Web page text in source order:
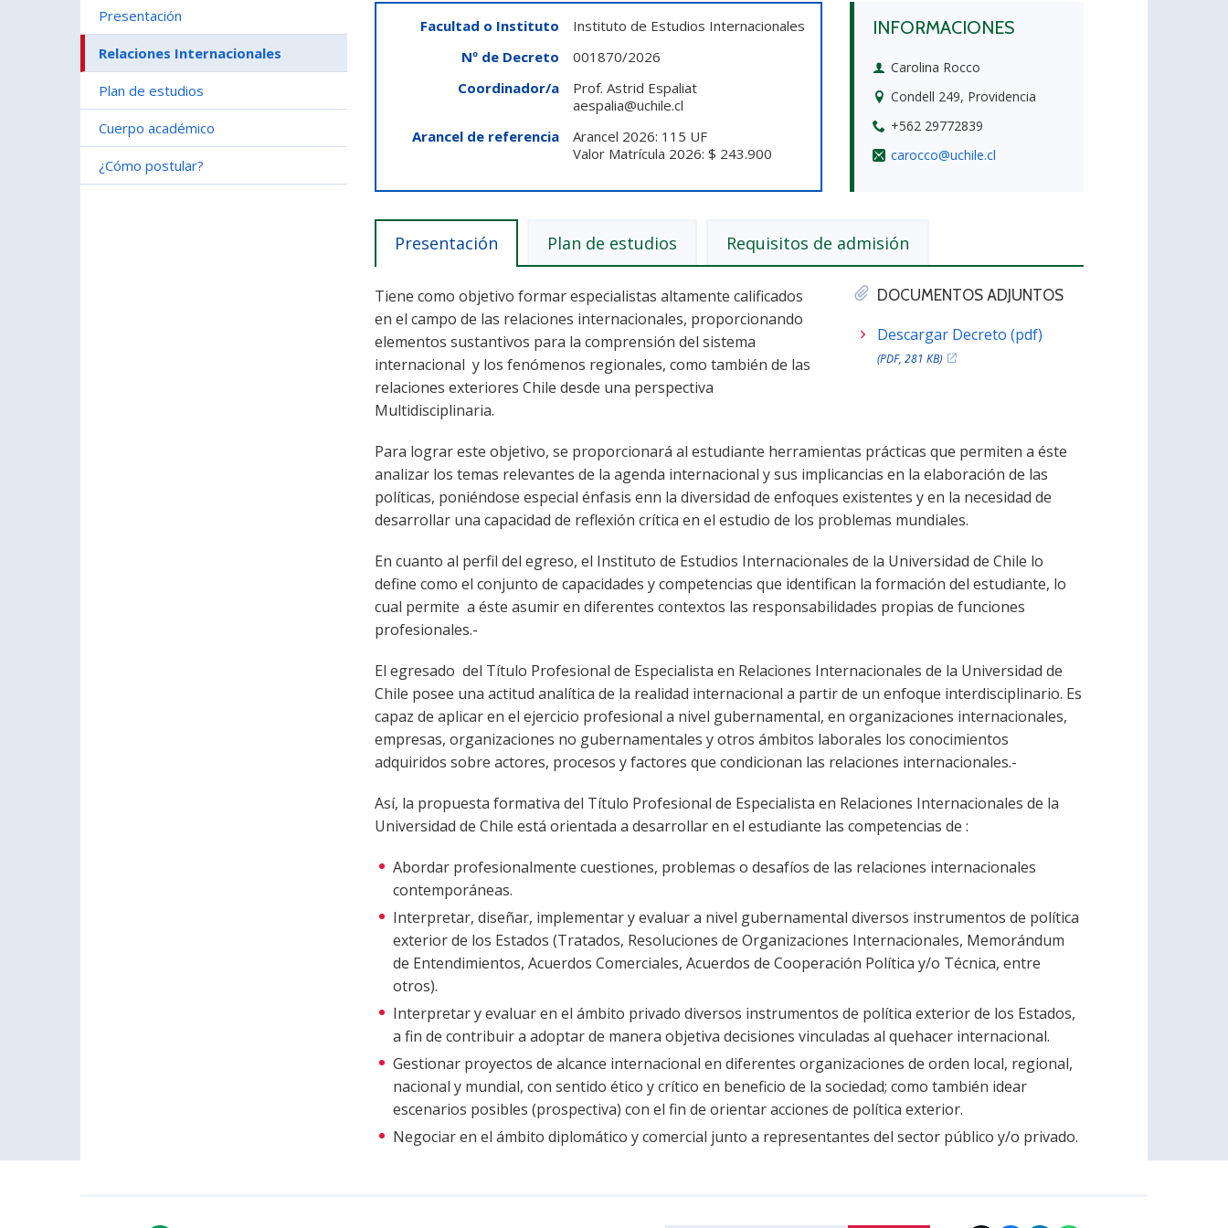
Presentación
Relaciones Internacionales
Plan de estudios
Cuerpo académico
¿Cómo postular?
INFORMACIONES
Carolina Rocco
Condell 249, Providencia
+562 29772839
carocco@uchile.cl
Facultad o Instituto
Instituto de Estudios Internacionales
Nº de Decreto
001870/2026
Coordinador/a
Prof. Astrid Espaliat
aespalia@uchile.cl
Arancel de referencia
Arancel 2026: 115 UF
Valor Matrícula 2026: $ 243.900
Presentación Plan de estudios Requisitos de admisión
DOCUMENTOS ADJUNTOS
Descargar Decreto (pdf)
(PDF, 281 KB)
Tiene como objetivo formar especialistas altamente calificados
en el campo de las relaciones internacionales, proporcionando
elementos sustantivos para la comprensión del sistema
internacional y los fenómenos regionales, como también de las
relaciones exteriores Chile desde una perspectiva
Multidisciplinaria.
Para lograr este objetivo, se proporcionará al estudiante herramientas prácticas que permiten a éste
analizar los temas relevantes de la agenda internacional y sus implicancias en la elaboración de las
políticas, poniéndose especial énfasis enn la diversidad de enfoques existentes y en la necesidad de
desarrollar una capacidad de reflexión crítica en el estudio de los problemas mundiales.
En cuanto al perfil del egreso, el Instituto de Estudios Internacionales de la Universidad de Chile lo
define como el conjunto de capacidades y competencias que identifican la formación del estudiante, lo
cual permite a éste asumir en diferentes contextos las responsabilidades propias de funciones
profesionales.-
El egresado del Título Profesional de Especialista en Relaciones Internacionales de la Universidad de
Chile posee una actitud analítica de la realidad internacional a partir de un enfoque interdisciplinario. Es
capaz de aplicar en el ejercicio profesional a nivel gubernamental, en organizaciones internacionales,
empresas, organizaciones no gubernamentales y otros ámbitos laborales los conocimientos
adquiridos sobre actores, procesos y factores que condicionan las relaciones internacionales.-
Así, la propuesta formativa del Título Profesional de Especialista en Relaciones Internacionales de la
Universidad de Chile está orientada a desarrollar en el estudiante las competencias de :
Abordar profesionalmente cuestiones, problemas o desafíos de las relaciones internacionales
contemporáneas.
Interpretar, diseñar, implementar y evaluar a nivel gubernamental diversos instrumentos de política
exterior de los Estados (Tratados, Resoluciones de Organizaciones Internacionales, Memorándum
de Entendimientos, Acuerdos Comerciales, Acuerdos de Cooperación Política y/o Técnica, entre
otros).
Interpretar y evaluar en el ámbito privado diversos instrumentos de política exterior de los Estados,
a fin de contribuir a adoptar de manera objetiva decisiones vinculadas al quehacer internacional.
Gestionar proyectos de alcance internacional en diferentes organizaciones de orden local, regional,
nacional y mundial, con sentido ético y crítico en beneficio de la sociedad; como también idear
escenarios posibles (prospectiva) con el fin de orientar acciones de política exterior.
Negociar en el ámbito diplomático y comercial junto a representantes del sector público y/o privado.